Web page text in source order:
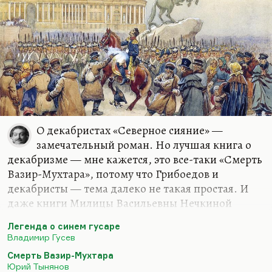
О декабристах «Северное сияние» —
замечательный роман. Но лучшая книга о
декабризме — мне кажется, это все-таки «Смерть
Вазир-Мухтара», потому что Грибоедов и
декабристы — тема далеко не такая простая. И
даже книги Милицы Васильевны Нечкиной
бы не стал искать какой-то книги специальной о
декабризме.
Мне, кстати, нравилась в свое время «Легенда о
Легенда о синем гусаре
Владимир Гусев
Смерть Вазир-Мухтара
Юрий Тынянов